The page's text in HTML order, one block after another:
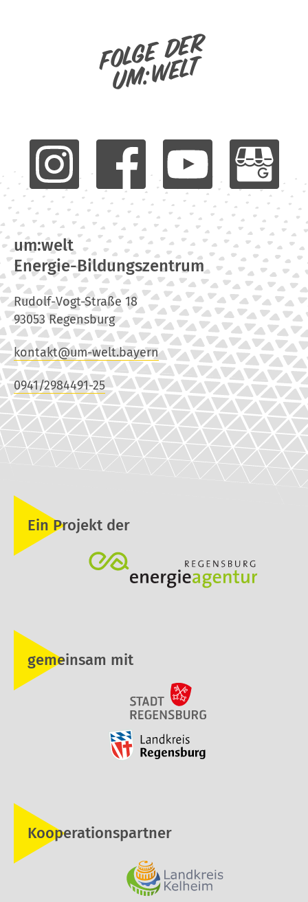
Folge der
um:welt
um:welt
Energie-Bildungszentrum
Rudolf-Vogt-Straße 18
93053 Regensburg
kontakt@um-welt.bayern
0941/2984491-25
Ein Projekt der
gemeinsam mit
Kooperationspartner